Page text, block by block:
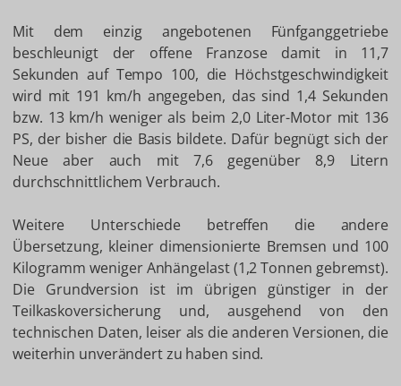
Mit dem einzig angebotenen Fünfganggetriebe
beschleunigt der offene Franzose damit in 11,7
Sekunden auf Tempo 100, die Höchstgeschwindigkeit
wird mit 191 km/h angegeben, das sind 1,4 Sekunden
bzw. 13 km/h weniger als beim 2,0 Liter-Motor mit 136
PS, der bisher die Basis bildete. Dafür begnügt sich der
Neue aber auch mit 7,6 gegenüber 8,9 Litern
durchschnittlichem Verbrauch.
Weitere Unterschiede betreffen die andere
Übersetzung, kleiner dimensionierte Bremsen und 100
Kilogramm weniger Anhängelast (1,2 Tonnen gebremst).
Die Grundversion ist im übrigen günstiger in der
Teilkaskoversicherung und, ausgehend von den
technischen Daten, leiser als die anderen Versionen, die
weiterhin unverändert zu haben sind.